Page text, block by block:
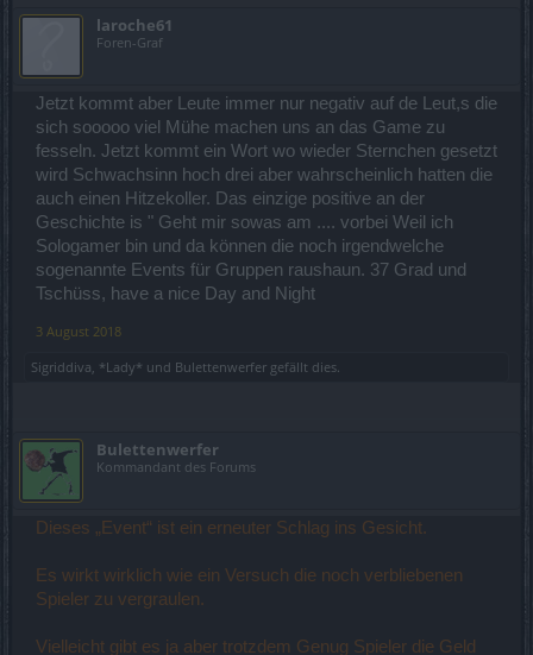
laroche61
Foren-Graf
Jetzt kommt aber Leute immer nur negativ auf de Leut,s die
sich sooooo viel Mühe machen uns an das Game zu
fesseln. Jetzt kommt ein Wort wo wieder Sternchen gesetzt
wird Schwachsinn hoch drei aber wahrscheinlich hatten die
auch einen Hitzekoller. Das einzige positive an der
Geschichte is " Geht mir sowas am .... vorbei Weil ich
Sologamer bin und da können die noch irgendwelche
sogenannte Events für Gruppen raushaun. 37 Grad und
Tschüss, have a nice Day and Night
3 August 2018
Sigriddiva, *Lady* und Bulettenwerfer gefällt dies.
Bulettenwerfer
Kommandant des Forums
Dieses „Event“ ist ein erneuter Schlag ins Gesicht.
Es wirkt wirklich wie ein Versuch die noch verbliebenen
Spieler zu vergraulen.
Vielleicht gibt es ja aber trotzdem Genug Spieler die Geld